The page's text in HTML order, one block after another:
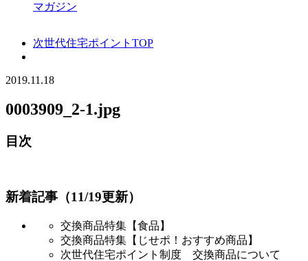
マガジン
次世代住宅ポイントTOP
2019.11.18
0003909_2-1.jpg
目次
新着記事（11/19更新）
交換商品特集【食品】
交換商品特集【じせポ！おすすめ商品】
次世代住宅ポイント制度 交換商品について